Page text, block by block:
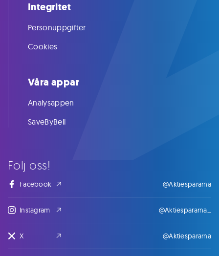
Följ oss!
Facebook @Aktiespararna
Instagram @Aktiespararna_
X @Aktiespararna
Integritet
Personuppgifter
Cookies
Våra appar
Analysappen
SaveByBell